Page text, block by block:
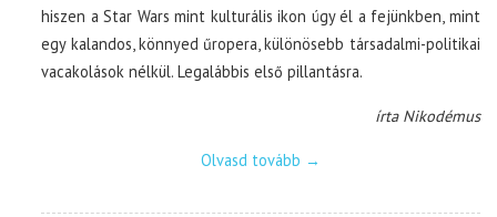
hiszen a Star Wars mint kulturális ikon úgy él a fejünkben, mint
egy kalandos, könnyed űropera, különösebb társadalmi-politikai
vacakolások nélkül. Legalábbis első pillantásra.
írta Nikodémus
Olvasd tovább →